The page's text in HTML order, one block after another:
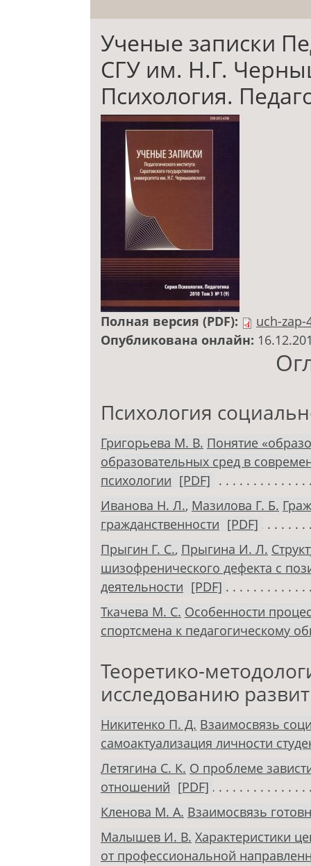
Ученые записки
СГУ им. Н.Г.
Психология.
Полная версия (PDF):
uch-zap-
Опубликована онлайн:
Психология
Григорьева М. В. Понятие
образовательных сред в
психологии [PDF]
Иванова Н. Л., Мазилова Г. Б.
гражданственности [PDF]
Прыгин Г. С., Прыгина И. Л.
шизофренического дефекта с
деятельности [PDF]
Ткачева М. С. Особенности
спортсмена к педагогическому
Теоретико-
исследованию
Никитенко П. Д. Взаимосвязь
самоактуализация личности
Летягина С. К. О проблеме
отношений [PDF]
Кленова М. А. Взаимосвязь
Малышев И. В. Характеристики
от профессиональной